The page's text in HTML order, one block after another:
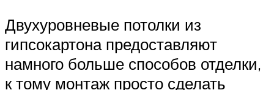
Двухуровневые потолки из
гипсокартона предоставляют
намного больше способов отделки,
к тому монтаж просто сделать